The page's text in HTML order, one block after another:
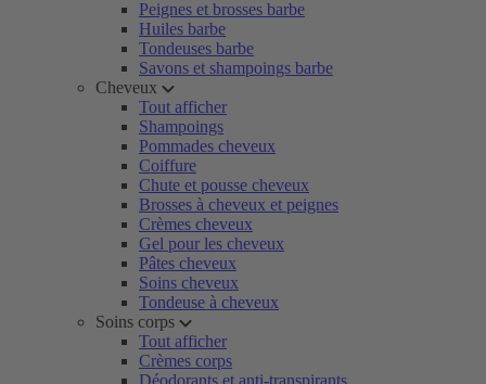
Peignes et brosses barbe
Huiles barbe
Tondeuses barbe
Savons et shampoings barbe
Cheveux
Tout afficher
Shampoings
Pommades cheveux
Coiffure
Chute et pousse cheveux
Brosses à cheveux et peignes
Crèmes cheveux
Gel pour les cheveux
Pâtes cheveux
Soins cheveux
Tondeuse à cheveux
Soins corps
Tout afficher
Crèmes corps
Déodorants et anti-transpirants